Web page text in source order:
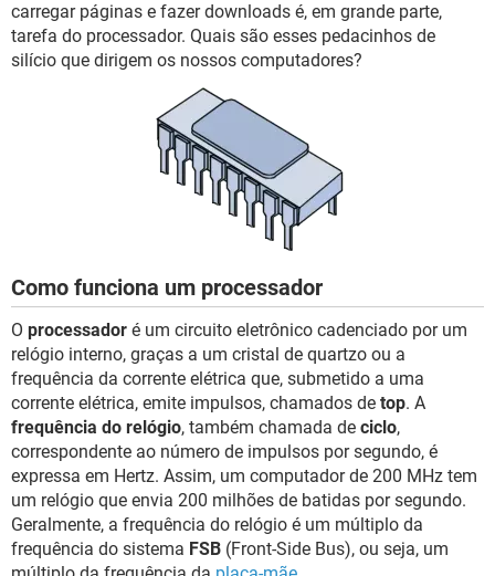
carregar páginas e fazer downloads é, em grande parte,
tarefa do processador. Quais são esses pedacinhos de
silício que dirigem os nossos computadores?
Como funciona um processador
O processador é um circuito eletrônico cadenciado por um
relógio interno, graças a um cristal de quartzo ou a
frequência da corrente elétrica que, submetido a uma
corrente elétrica, emite impulsos, chamados de top. A
frequência do relógio, também chamada de ciclo,
correspondente ao número de impulsos por segundo, é
expressa em Hertz. Assim, um computador de 200 MHz tem
um relógio que envia 200 milhões de batidas por segundo.
Geralmente, a frequência do relógio é um múltiplo da
frequência do sistema FSB (Front-Side Bus), ou seja, um